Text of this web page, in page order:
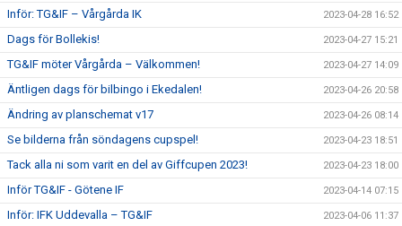
Inför: TG&IF – Vårgårda IK 2023-04-28 16:52
Dags för Bollekis! 2023-04-27 15:21
TG&IF möter Vårgårda – Välkommen! 2023-04-27 14:09
Äntligen dags för bilbingo i Ekedalen! 2023-04-26 20:58
Ändring av planschemat v17 2023-04-26 08:14
Se bilderna från söndagens cupspel! 2023-04-23 18:51
Tack alla ni som varit en del av Giffcupen 2023! 2023-04-23 18:00
Inför TG&IF - Götene IF 2023-04-14 07:15
Inför: IFK Uddevalla – TG&IF 2023-04-06 11:37